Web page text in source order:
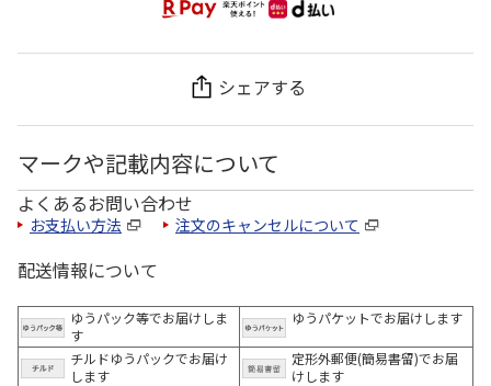
シェアする
マークや記載内容について
よくあるお問い合わせ
お支払い方法 注文のキャンセルについて
配送情報について
ゆうパック等でお届けしま
す
ゆうパケットでお届けします
チルドゆうパックでお届け
します
定形外郵便(簡易書留)でお届
けします